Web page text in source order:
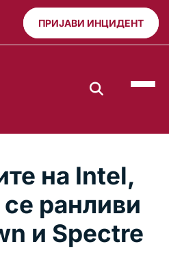
ПРИЈАВИ ИНЦИДЕНТ
на Intel,
ранливи
и Spectre